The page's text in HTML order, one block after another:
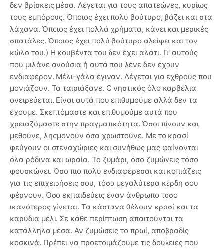
δεν βρίσκεις μέσα. Λέγεται για τους απατεώνες, κυρίως
τους εμπόρους. Όποιος έχει πολύ βούτυρο, βάζει και στα
λάχανα. Όποιος έχει πολλά χρήματα, κάνει και μερικές
σπατάλες. Όποιος έχει πολύ βούτυρο αλείφει και τον
κώλο του.) Η κουβέντα του δεν έχει αλάτι. Γι' αυτούς
που μιλάνε ανούσια ή αυτά που λένε δεν έχουν
ενδιαφέρον. Μέλι-γάλα έγιναν. Λέγεται για εχθρούς που
μονιάζουν. Τα ταιριάξανε. Ο νηστικός όλο καρβέλια
ονειρεύεται. Είναι αυτά που επιθυμούμε αλλά δεν τα
έχουμε. Σκεπτόμαστε και επιθυμούμε αυτά που
χρειαζόμαστε στην πραγματικότητα. Όσοι πίνουν και
μεθούνε, λησμονούν όσα χρωστούνε. Με το κρασί
φεύγουν οι στεναχώριες και συνήθως μας φαίνονται
όλα ρόδινα και ωραία. Το ζυμάρι, όσο ζυμώνεις τόσο
φουσκώνει. Όσο πιο πολύ ενδιαφέρεσαι και κοπιάζεις
για τις επιχειρήσεις σου, τόσο μεγαλύτερα κέρδη σου
φέρνουν. Όσο εκπαιδεύεις έναν άνθρωπο τόσο
ικανότερος γίνεται. Τα κάστανα θέλουν κρασί και τα
καρύδια μέλι. Σε κάθε περίπτωση απαιτούνται τα
κατάλληλα μέσα. Αν ζυμώσεις το πρωί, αποβραδίς
κοσκινά. Πρέπει να προετοιμάζουμε τις δουλειές που